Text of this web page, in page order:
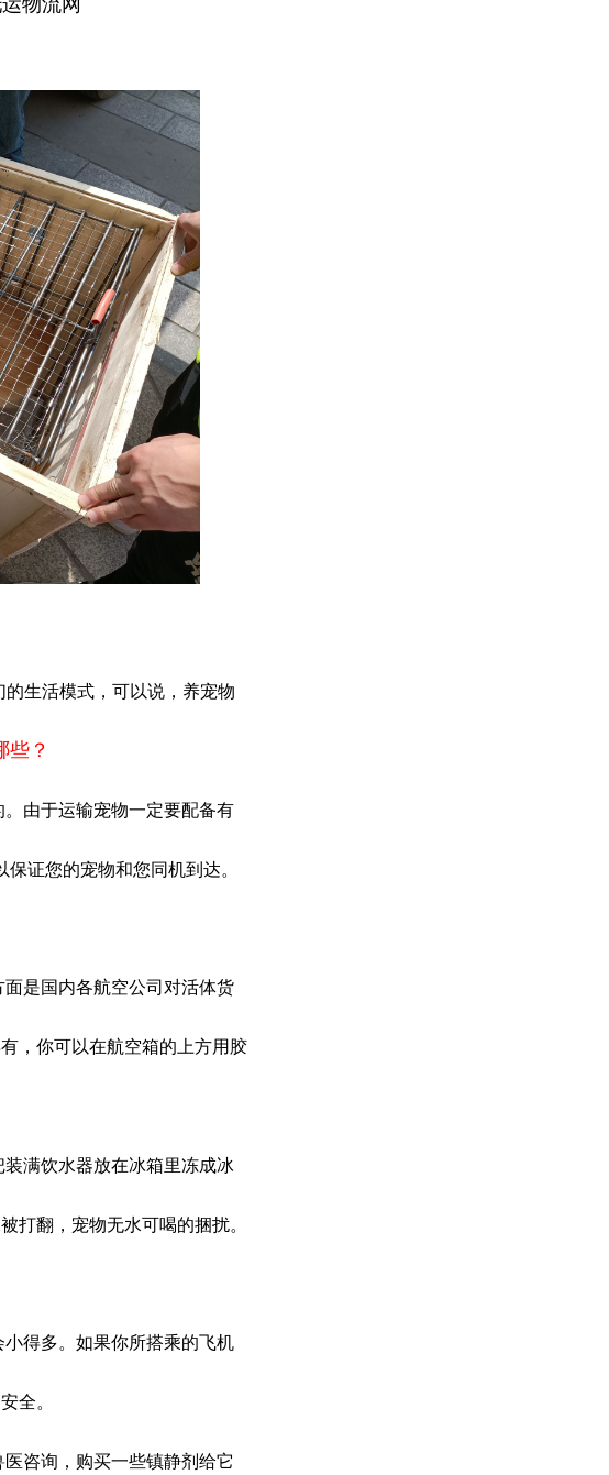
物流网
生活模式，可以说，养宠物
些？
由于运输宠物一定要配备有
证您的宠物和您同机到达。
是国内各航空公司对活体货
，你可以在航空箱的上方用胶
满饮水器放在冰箱里冻成冰
打翻，宠物无水可喝的捆扰。
得多。如果你所搭乘的飞机
全。
咨询，购买一些镇静剂给它